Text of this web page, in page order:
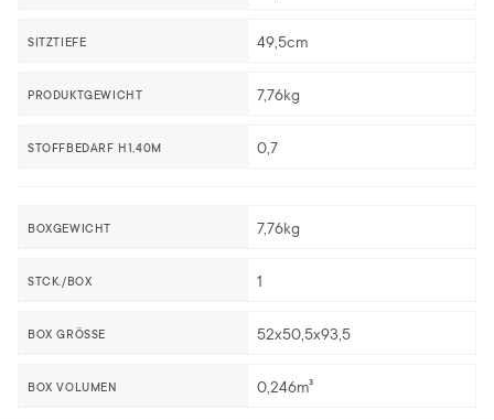
SITZTIEFE 49,5cm
PRODUKTGEWICHT 7,76kg
STOFFBEDARF H1,40M 0,7
BOXGEWICHT 7,76kg
STCK./BOX 1
BOX GRÖSSE 52x50,5x93,5
BOX VOLUMEN 0,246m³